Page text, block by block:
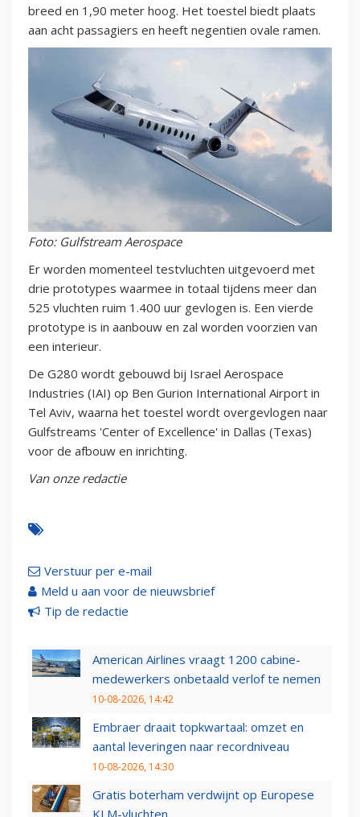
breed en 1,90 meter hoog. Het toestel biedt plaats
aan acht passagiers en heeft negentien ovale ramen.
Foto: Gulfstream Aerospace
Er worden momenteel testvluchten uitgevoerd met
drie prototypes waarmee in totaal tijdens meer dan
525 vluchten ruim 1.400 uur gevlogen is. Een vierde
prototype is in aanbouw en zal worden voorzien van
een interieur.
De G280 wordt gebouwd bij Israel Aerospace
Industries (IAI) op Ben Gurion International Airport in
Tel Aviv, waarna het toestel wordt overgevlogen naar
Gulfstreams 'Center of Excellence' in Dallas (Texas)
voor de afbouw en inrichting.
Van onze redactie
Verstuur per e-mail
Meld u aan voor de nieuwsbrief
Tip de redactie
American Airlines vraagt 1200 cabine-
medewerkers onbetaald verlof te nemen
10-08-2026, 14:42
Embraer draait topkwartaal: omzet en
aantal leveringen naar recordniveau
10-08-2026, 14:30
Gratis boterham verdwijnt op Europese